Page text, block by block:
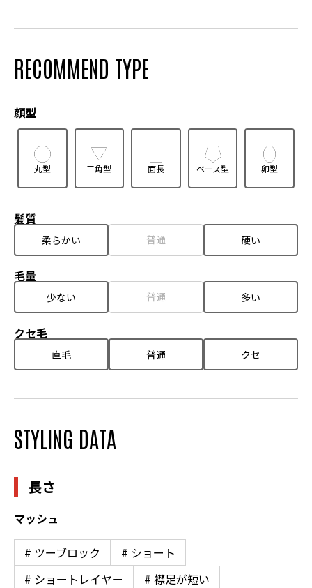
RECOMMEND TYPE
顔型
丸型 三角型 面長 ベース型 卵型
髪質
柔らかい 普通 硬い
毛量
少ない 普通 多い
クセ毛
直毛 普通 クセ
STYLING DATA
長さ
マッシュ
# ツーブロック
# ショート
# ショートレイヤー
# 襟足が短い